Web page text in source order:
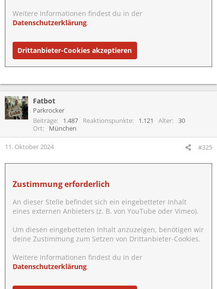
Weitere Informationen findest du in der
Datenschutzerklärung.
Drittanbieter-Cookies akzeptieren
Fatbot
Parkrocker
Beiträge
1.487 Reaktionspunkte 1.121 Alter
30
Ort
München
11. Oktober 2024 #325
Zustimmung erforderlich
An dieser Stelle befindet sich ein eingebetteter Inhalt
eines externen Anbieters (z. B. von YouTube oder Vimeo).
Um diesen eingebetteten Inhalt anzuzeigen, benötigen wir
deine Zustimmung zum Setzen von Drittanbieter-Cookies.
Weitere Informationen findest du in der
Datenschutzerklärung.